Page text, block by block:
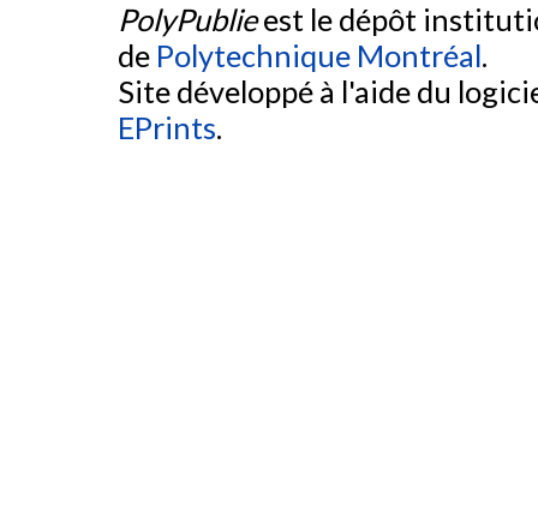
PolyPublieest le dépôt
de Polytechnique Montréal.
Site développé à l'aide du
EPrints.